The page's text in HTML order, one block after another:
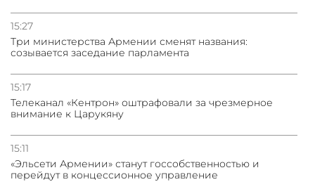
15:27
Три министерства Армении сменят названия:
созывается заседание парламента
15:17
Телеканал «Кентрон» оштрафовали за чрезмерное
внимание к Царукяну
15:11
«Эльсети Армении» станут госсобственностью и
перейдут в концессионное управление